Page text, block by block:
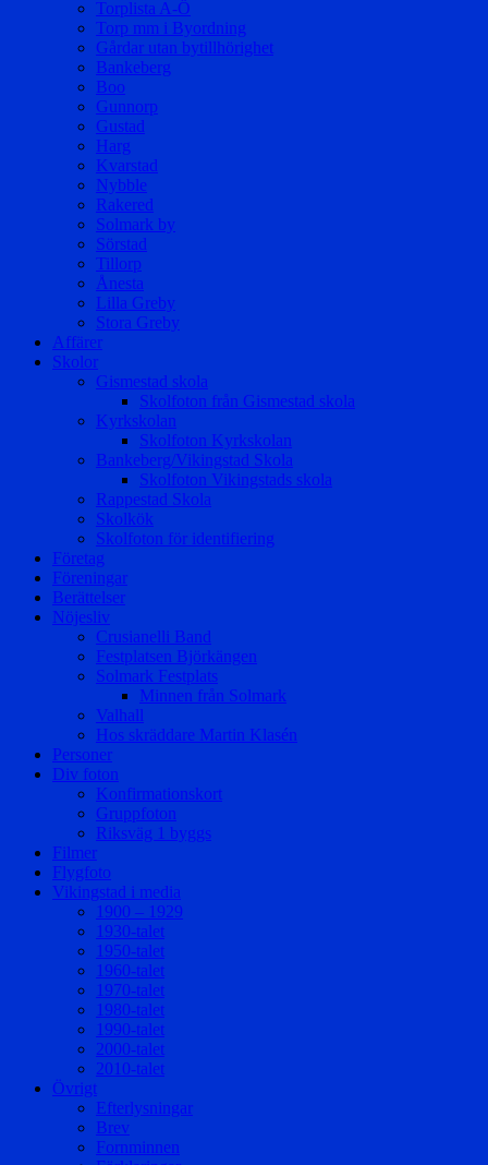
Torplista A-Ö
Torp mm i Byordning
Gårdar utan bytillhörighet
Bankeberg
Boo
Gunnorp
Gustad
Harg
Kvarstad
Nybble
Rakered
Solmark by
Sörstad
Tillorp
Ånesta
Lilla Greby
Stora Greby
Affärer
Skolor
Gismestad skola
Skolfoton från Gismestad skola
Kyrkskolan
Skolfoton Kyrkskolan
Bankeberg/Vikingstad Skola
Skolfoton Vikingstads skola
Rappestad Skola
Skolkök
Skolfoton för identifiering
Företag
Föreningar
Berättelser
Nöjesliv
Crusianelli Band
Festplatsen Björkängen
Solmark Festplats
Minnen från Solmark
Valhall
Hos skräddare Martin Klasén
Personer
Div foton
Konfirmationskort
Gruppfoton
Riksväg 1 byggs
Filmer
Flygfoto
Vikingstad i media
1900 – 1929
1930-talet
1950-talet
1960-talet
1970-talet
1980-talet
1990-talet
2000-talet
2010-talet
Övrigt
Efterlysningar
Brev
Fornminnen